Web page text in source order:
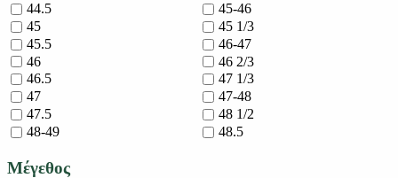
44.5
45-46
45
45 1/3
45.5
46-47
46
46 2/3
46.5
47 1/3
47
47-48
47.5
48 1/2
48-49
48.5
Μέγεθος